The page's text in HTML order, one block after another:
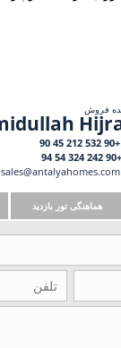
فروش
+90 532 212 45 90
+90 242 324 54 94
sales@antalyahomes.com
هماهنگی تور بازدید